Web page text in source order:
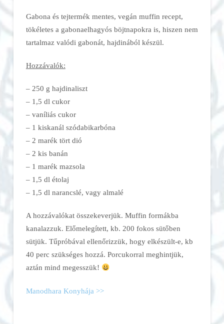
Gabona és tejtermék mentes, vegán muffin recept,
tökéletes a gabonaelhagyós böjtnapokra is, hiszen nem
tartalmaz valódi gabonát, hajdinából készül.
Hozzávalók:
– 250 g hajdinaliszt
– 1,5 dl cukor
– vaníliás cukor
– 1 kiskanál szódabikarbóna
– 2 marék tört dió
– 2 kis banán
– 1 marék mazsola
– 1,5 dl étolaj
– 1,5 dl narancslé, vagy almalé
A hozzávalókat összekeverjük. Muffin formákba
kanalazzuk. Előmelegített, kb. 200 fokos sütőben
sütjük. Tűpróbával ellenőrizzük, hogy elkészült-e, kb
40 perc szükséges hozzá. Porcukorral meghintjük,
aztán mind megesszük!
Manodhara Konyhája >>